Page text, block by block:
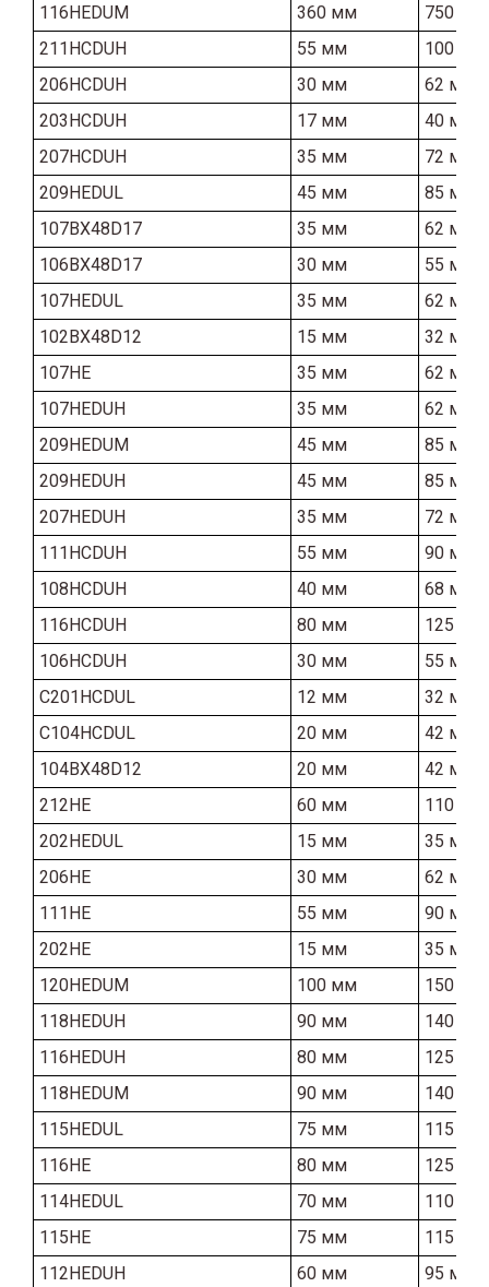
116HEDUM
360 мм
750 мм
211HCDUH
55 мм
100 мм
206HCDUH
30 мм
62 мм
203HCDUH
17 мм
40 мм
207HCDUH
35 мм
72 мм
209HEDUL
45 мм
85 мм
107BX48D17
35 мм
62 мм
106BX48D17
30 мм
55 мм
107HEDUL
35 мм
62 мм
102BX48D12
15 мм
32 мм
107HE
35 мм
62 мм
107HEDUH
35 мм
62 мм
209HEDUM
45 мм
85 мм
209HEDUH
45 мм
85 мм
207HEDUH
35 мм
72 мм
111HCDUH
55 мм
90 мм
108HCDUH
40 мм
68 мм
116HCDUH
80 мм
125 мм
106HCDUH
30 мм
55 мм
C201HCDUL
12 мм
32 мм
C104HCDUL
20 мм
42 мм
104BX48D12
20 мм
42 мм
212HE
60 мм
110 мм
202HEDUL
15 мм
35 мм
206HE
30 мм
62 мм
111HE
55 мм
90 мм
202HE
15 мм
35 мм
120HEDUM
100 мм
150 мм
118HEDUH
90 мм
140 мм
116HEDUH
80 мм
125 мм
118HEDUM
90 мм
140 мм
115HEDUL
75 мм
115 мм
116HE
80 мм
125 мм
114HEDUL
70 мм
110 мм
115HE
75 мм
115 мм
112HEDUH
60 мм
95 мм